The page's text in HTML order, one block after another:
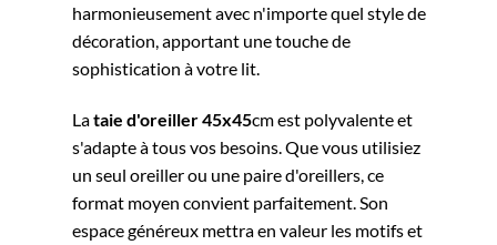
harmonieusement avec n'importe quel style de
décoration, apportant une touche de
sophistication à votre lit.
Lataie d'oreiller 45x45cm est polyvalente et
s'adapte à tous vos besoins. Que vous utilisiez
un seul oreiller ou une paire d'oreillers, ce
format moyen convient parfaitement. Son
espace généreux mettra en valeur les motifs et